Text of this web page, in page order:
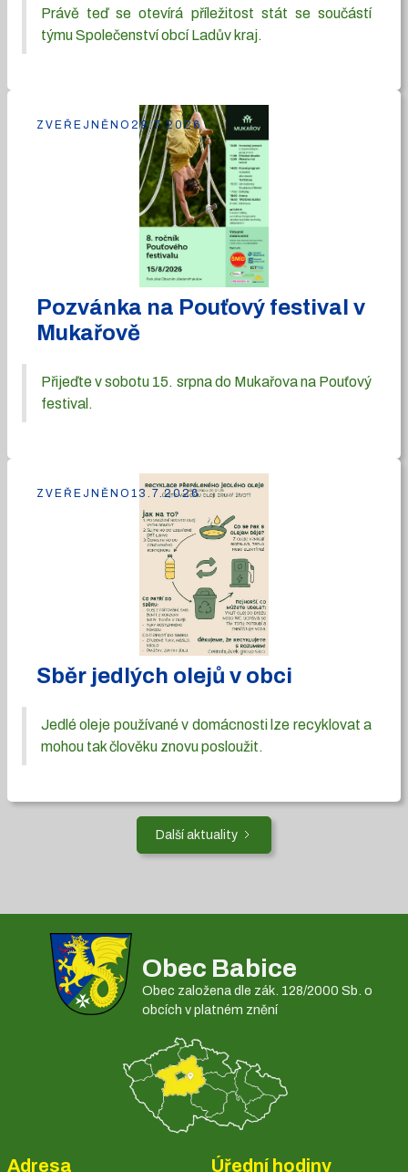
Právě teď se otevírá příležitost stát se součástí
týmu Společenství obcí Ladův kraj.
Pozvánka na Pouťový festival v
Mukařově
Přijeďte v sobotu 15. srpna do Mukařova na Pouťový
festival.
ZVEŘEJNĚNO 29.7.2026
Sběr jedlých olejů v obci
Jedlé oleje používané v domácnosti lze recyklovat a
mohou tak člověku znovu posloužit.
ZVEŘEJNĚNO 13.7.2026
Další aktuality
Obec Babice
Obec založena dle zák. 128/2000 Sb. o
obcích v platném znění
Adresa Úřední hodiny